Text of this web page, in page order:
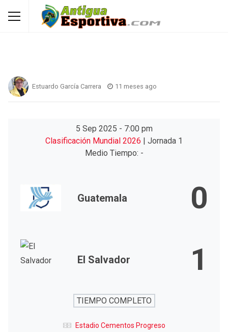
Estuardo García Carrera 11 meses ago
5 Sep 2025 - 7:00 pm
Clasificación Mundial 2026 | Jornada 1
Medio Tiempo: -
Guatemala 0
El Salvador 1
TIEMPO COMPLETO
Estadio Cementos Progreso